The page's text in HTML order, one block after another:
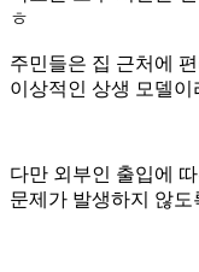
ㅎ
주민들은 집 근처에
이상적인 상생 모델이
다만 외부인 출입에
문제가 발생하지 않도